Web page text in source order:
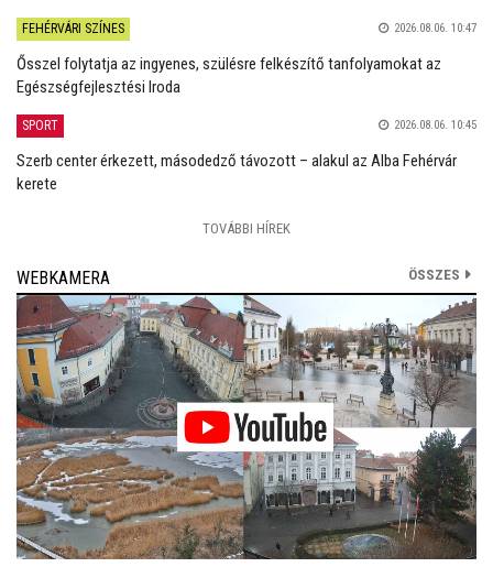
FEHÉRVÁRI SZÍNES 2026.08.06. 10:47
Ősszel folytatja az ingyenes, szülésre felkészítő tanfolyamokat az
Egészségfejlesztési Iroda
SPORT 2026.08.06. 10:45
Szerb center érkezett, másodedző távozott – alakul az Alba Fehérvár
kerete
TOVÁBBI HÍREK
WEBKAMERA ÖSSZES